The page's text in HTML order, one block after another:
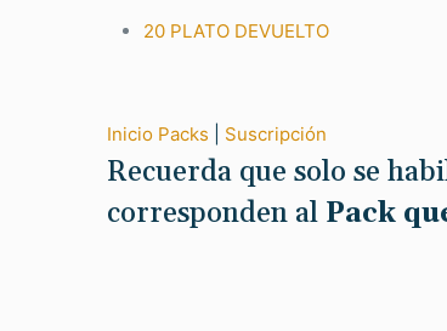
20 PLATO DEVUELTO
Inicio Packs Suscripción
Recuerda que solo se
corresponden al Pack